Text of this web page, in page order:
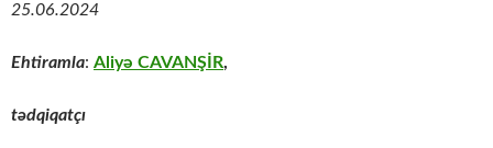
25.06.2024
Ehtiramla: Aliyə CAVANŞİR,
tədqiqatçı